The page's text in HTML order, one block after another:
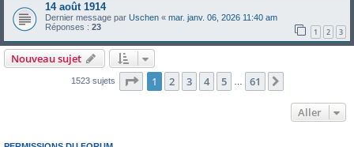
14 août 1914
Dernier message par Uschen « mar. janv. 06, 2026 11:40 am
Réponses : 23 1 2 3
Nouveau sujet
1523 sujets Page 1sur61
1 2 3 4 5 61
Aller